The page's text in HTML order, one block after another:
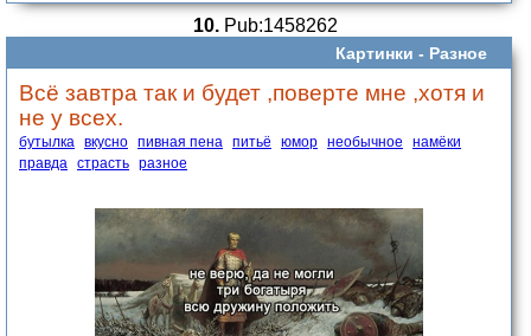
10. Pub:1458262
Картинки - Разное
Всё завтра так и будет ,поверте мне ,хотя и
не у всех.
бутылка вкусно пивная пена питьё юмор необычное
намёки
правда страсть разное